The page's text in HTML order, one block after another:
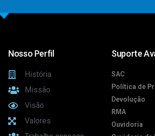
Nosso Perfil
História
Missão
Visão
Valores
Suporte
SAC
Política de
Devolução
RMA
Ouvidoria